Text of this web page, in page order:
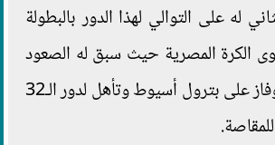
له على التوالي لهذا الدور بالبطولة
الكرة المصرية حيث سبق له الصعود
الموسم الماضي وفاز على بترول أسيوط وتأهل لدور الـ32